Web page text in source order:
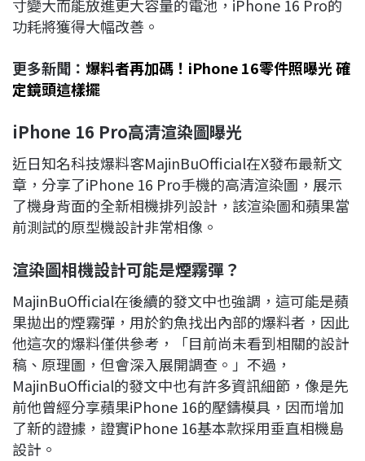
寸變大而能放進更大容量的電池，iPhone 16 Pro的
功耗將獲得大幅改善。
更多新聞： 爆料者再加碼！iPhone 16零件照曝光 確
定鏡頭這樣擺
iPhone 16 Pro高清渲染圖曝光
近日知名科技爆料客MajinBuOfficial在X發布最新文
章，分享了iPhone 16 Pro手機的高清渲染圖，展示
了機身背面的全新相機排列設計，該渲染圖和蘋果當
前測試的原型機設計非常相像。
渲染圖相機設計可能是煙霧彈？
MajinBuOfficial在後續的發文中也強調，這可能是蘋
果拋出的煙霧彈，用於釣魚找出內部的爆料者，因此
他這次的爆料僅供參考，「目前尚未看到相關的設計
稿、原理圖，但會深入展開調查。」不過，
MajinBuOfficial的發文中也有許多資訊細節，像是先
前他曾經分享蘋果iPhone 16的壓鑄模具，因而增加
了新的證據，證實iPhone 16基本款採用垂直相機島
設計。